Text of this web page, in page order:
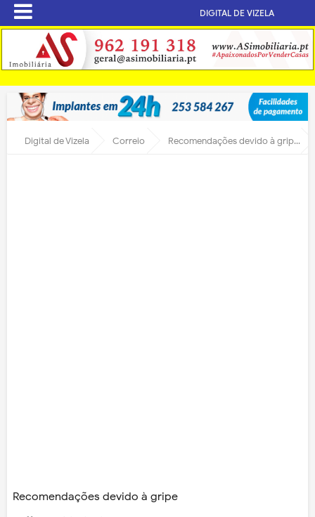
DIGITAL DE VIZELA
Digital de Vizela Correio Recomendações devido à gripe
Recomendações devido à gripe